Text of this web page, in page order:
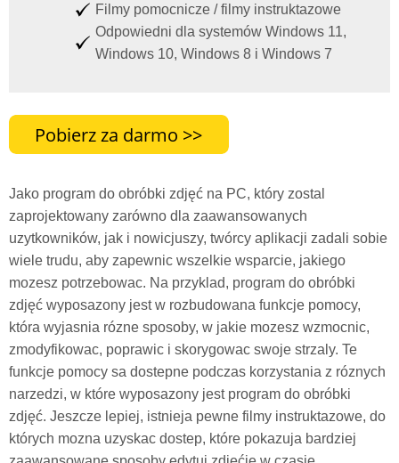
Filmy pomocnicze / filmy instruktazowe
Odpowiedni dla systemów Windows 11,
Windows 10, Windows 8 i Windows 7
Jako program do obróbki zdjęć na PC, który zostal
zaprojektowany zarówno dla zaawansowanych
uzytkowników, jak i nowicjuszy, twórcy aplikacji zadali sobie
wiele trudu, aby zapewnic wszelkie wsparcie, jakiego
mozesz potrzebowac. Na przyklad, program do obróbki
zdjęć wyposazony jest w rozbudowana funkcje pomocy,
która wyjasnia rózne sposoby, w jakie mozesz wzmocnic,
zmodyfikowac, poprawic i skorygowac swoje strzaly. Te
funkcje pomocy sa dostepne podczas korzystania z róznych
narzedzi, w które wyposazony jest program do obróbki
zdjęć. Jeszcze lepiej, istnieja pewne filmy instruktazowe, do
których mozna uzyskac dostep, które pokazuja bardziej